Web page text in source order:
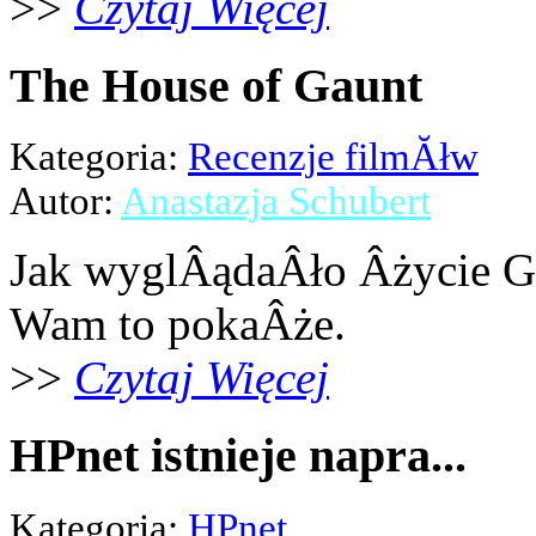
The House of Gaunt
Kategoria: Recenzje filmĂłw
Autor: Anastazja Schubert
Jak wyglÂądaÂło Âżycie
Wam to pokaÂże.
>> Czytaj Więcej
HPnet istnieje napra...
Kategoria: HPnet